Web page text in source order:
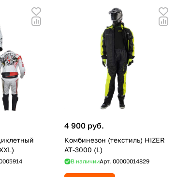
4 900 руб.
Комбинезон (текстиль) HIZER
AT-3000 (L)
В наличииАрт. 00000014829